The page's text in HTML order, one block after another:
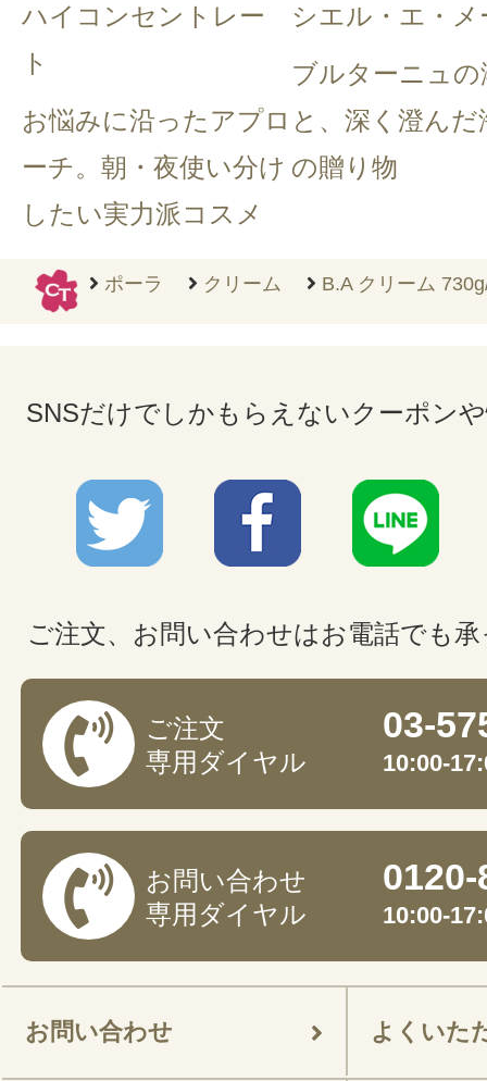
ハイコンセントレー
ト
お悩みに沿ったアプロ
ーチ。朝・夜使い分け
したい実力派コスメ
シエル・エ・メ
ブルターニュの
と、深く澄んだ
の贈り物
ポーラ クリーム B.A クリーム
SNSだけでしかもらえないクーポン
ご注文、お問い合わせはお電話でも
ご注文
専用ダイヤル
03-
10:00-
お問い合わせ
専用ダイヤル
10:00-
お問い合わせ よくいた